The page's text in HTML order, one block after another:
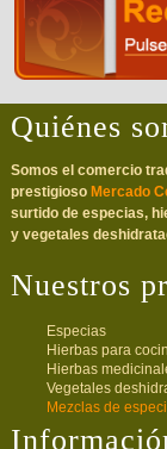
Quiénes
Somos el comercio
prestigioso Mercado
surtido de especias,
y vegetales
Nuestros
Especias
Hierbas para
Hierbas
Vegetales
Mezclas de